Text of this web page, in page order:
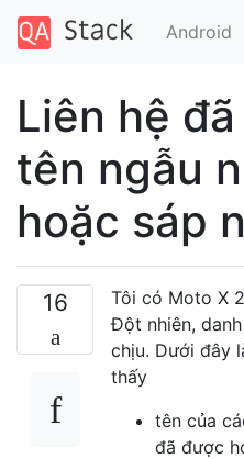
Android
Liên hệ
tên ngẫu
hoặc sáp
16
Tôi có Moto X
Đột nhiên,
chịu. Dưới đây
thấy
tên của
đã được